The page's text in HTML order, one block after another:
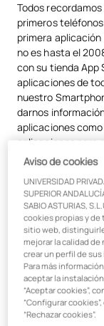
Tendencias
Perspectiva laboral
Todos
primeros
primera
no es hasta el
con su tienda App
aplicaciones de
nuestro
darnos
aplicaciones
aplicaciones
alimentación,
las apps móviles
medida según
Diariamente una
móviles siendo
utiliza.
Sin casi darnos
haciendo nuestra
atención la
números nos
Aviso de cookies
UNIVERSIDAD
SUPERIOR
SABIO ASTURIAS,
cookies propias y
sitio web,
mejorar la calidad
crear un perfil de
Para más
aceptar la
“Aceptar cookies”,
“Configurar
“Rechazar cookies”.